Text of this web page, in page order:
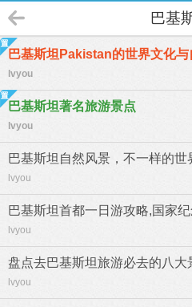
巴基
巴基斯坦Pakistan的世界文化与
lvyou
巴基斯坦著名旅游景点
lvyou
巴基斯坦自然风景，不一样的世
lvyou
巴基斯坦首都一日游攻略,国家
lvyou
盘点去巴基斯坦旅游必去的八
lvyou